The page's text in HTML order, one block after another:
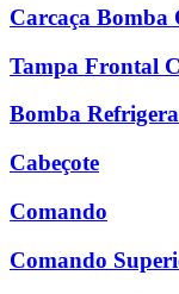
Carcaça Bomba
Tampa Frontal
Bomba
Cabeçote
Comando
Comando